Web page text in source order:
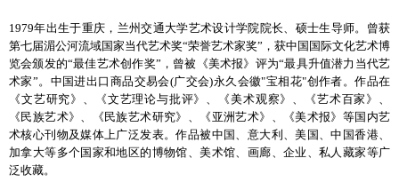
1979年出生于重庆，兰州交通大学艺术设计学院院长、硕士生导师。曾获
第七届湄公河流域国家当代艺术奖“荣誉艺术家奖”，获中国国际文化艺术博
览会颁发的“最佳艺术创作奖”，曾被《美术报》评为“最具升值潜力当代艺
术家”。中国进出口商品交易会(广交会)永久会徽"宝相花"创作者。作品在
《文艺研究》、《文艺理论与批评》、《美术观察》、《艺术百家》、
《民族艺术》、《民族艺术研究》、《亚洲艺术》、《美术报》等国内艺
术核心刊物及媒体上广泛发表。作品被中国、意大利、美国、中国香港、
加拿大等多个国家和地区的博物馆、美术馆、画廊、企业、私人藏家等广
泛收藏。